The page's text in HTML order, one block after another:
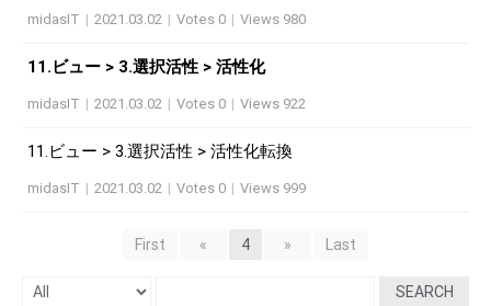
midasIT | 2021.03.02 | Votes 0 | Views 980
11.ビュー > 3.選択活性 > 活性化
midasIT | 2021.03.02 | Votes 0 | Views 922
11.ビュー > 3.選択活性 > 活性化転換
midasIT | 2021.03.02 | Votes 0 | Views 999
First « 4 » Last
SEARCH